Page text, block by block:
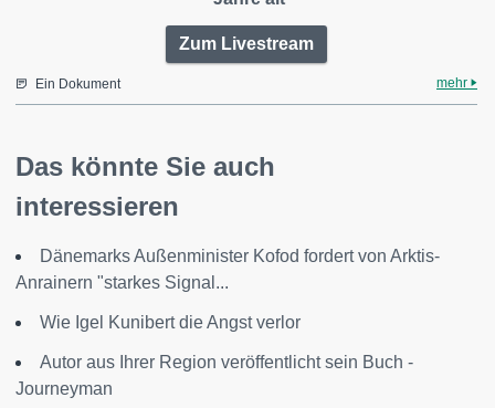
Zum Livestream
Ein Dokument mehr
Das könnte Sie auch
interessieren
Dänemarks Außenminister Kofod fordert von Arktis-
Anrainern "starkes Signal...
Wie Igel Kunibert die Angst verlor
Autor aus Ihrer Region veröffentlicht sein Buch -
Journeyman